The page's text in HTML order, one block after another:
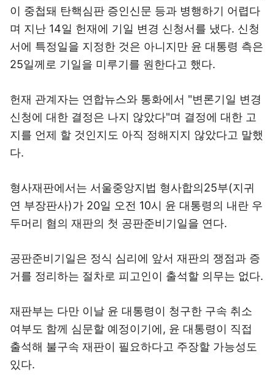
이 중첩돼 탄핵심판 증인신문 등과 병행하기 어렵다
며 지난 14일 헌재에 기일 변경 신청서를 냈다. 신청
서에 특정일을 지정한 것은 아니지만 윤 대통령 측은
25일께로 기일을 미루기를 원한다고 했다.
헌재 관계자는 연합뉴스와 통화에서 "변론기일 변경
신청에 대한 결정은 나지 않았다"며 결정에 대한 고
지를 언제 할 것인지도 아직 정해지지 않았다고 말했
다.
형사재판에서는 서울중앙지법 형사합의25부(지귀
연 부장판사)가 20일 오전 10시 윤 대통령의 내란 우
두머리 혐의 재판의 첫 공판준비기일을 연다.
공판준비기일은 정식 심리에 앞서 재판의 쟁점과 증
거를 정리하는 절차로 피고인이 출석할 의무는 없다.
재판부는 다만 이날 윤 대통령이 청구한 구속 취소
여부도 함께 심문할 예정이기에, 윤 대통령이 직접
출석해 불구속 재판이 필요하다고 주장할 가능성도
있다.